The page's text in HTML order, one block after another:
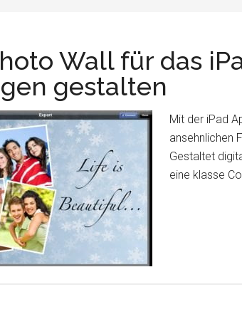
Wall für das
gestalten
Mit der iPad
ansehnlichen
Gestaltet
eine klasse